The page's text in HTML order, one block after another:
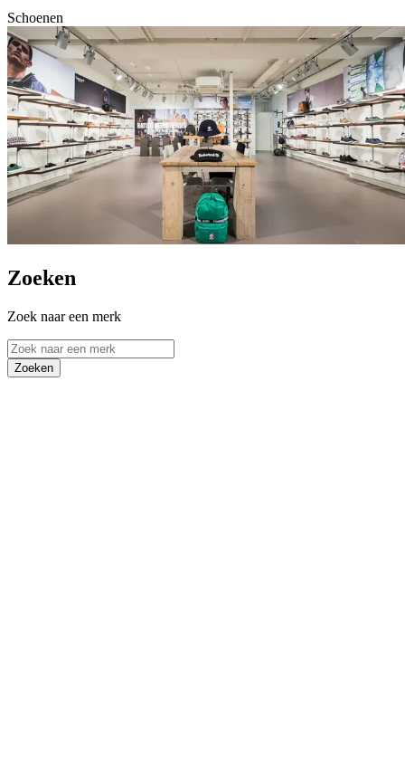
Schoenen
Zoeken
Zoek naar een merk
Zoeken